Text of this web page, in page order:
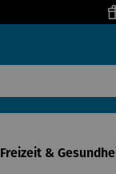
Freizeit &